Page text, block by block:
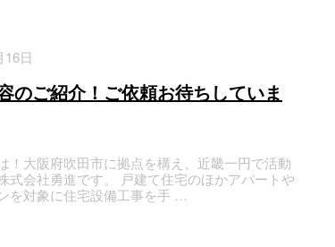
16日
のご紹介！ご依頼お待ちしていま
！大阪府吹田市に拠点を構え、近畿一円で活動
式会社勇進です。 戸建て住宅のほかアパートや
を対象に住宅設備工事を手 …